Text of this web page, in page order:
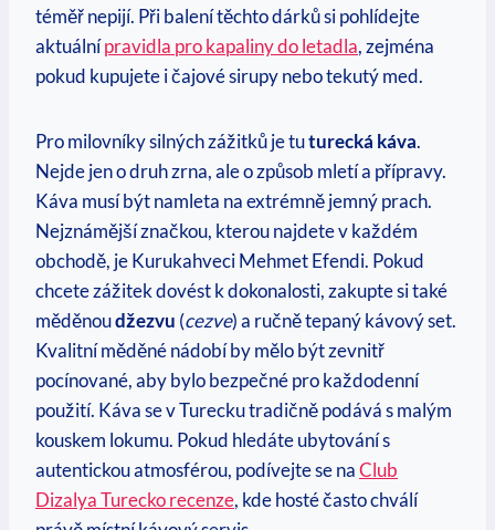
téměř nepijí. Při balení těchto dárků si pohlídejte
aktuálnípravidla pro kapaliny do letadla, zejména
pokud kupujete i čajové sirupy nebo tekutý med.
Pro milovníky silných zážitků je tuturecká káva.
Nejde jen o druh zrna, ale o způsob mletí a přípravy.
Káva musí být namleta na extrémně jemný prach.
Nejznámější značkou, kterou najdete v každém
obchodě, je Kurukahveci Mehmet Efendi. Pokud
chcete zážitek dovést k dokonalosti, zakupte si také
měděnoudžezvu (cezve) a ručně tepaný kávový set.
Kvalitní měděné nádobí by mělo být zevnitř
pocínované, aby bylo bezpečné pro každodenní
použití. Káva se v Turecku tradičně podává s malým
kouskem lokumu. Pokud hledáte ubytování s
autentickou atmosférou, podívejte se naClub
Dizalya Turecko recenze, kde hosté často chválí